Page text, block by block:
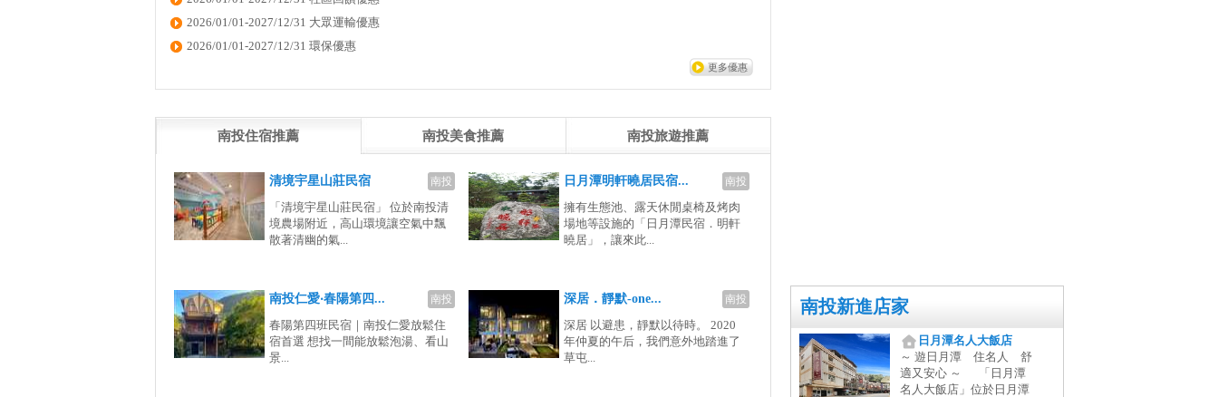
南投新進店家
日月潭名人大飯店
～ 遊日月潭 住名人 舒
適又安心 ～ 「日月潭
名人大飯店」位於日月潭
2026/01/01-2027/12/31 大眾運輸優惠
2026/01/01-2027/12/31 環保優惠
更多優惠
南投住宿推薦 南投美食推薦 南投旅遊推薦
南投
清境宇星山莊民宿
「清境宇星山莊民宿」 位於南投清
境農場附近，高山環境讓空氣中飄
散著清幽的氣...
南投
日月潭明軒曉居民宿...
擁有生態池、露天休閒桌椅及烤肉
場地等設施的「日月潭民宿．明軒
曉居」，讓來此...
南投
南投仁愛‧春陽第四...
春陽第四班民宿｜南投仁愛放鬆住
宿首選 想找一間能放鬆泡湯、看山
景...
南投
深居．靜默-one...
深居 以避患，靜默以待時。 2020
年仲夏的午后，我們意外地踏進了
草屯...